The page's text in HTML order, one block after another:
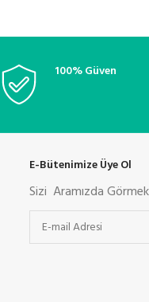
100% Güven
E-Bütenimize Üye Ol
Sizi Aramızda